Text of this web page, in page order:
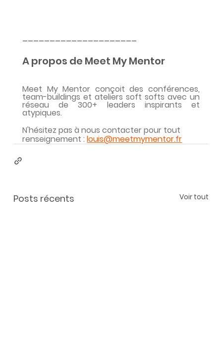
A propos de Meet My Mentor
Meet My Mentor conçoit des conférences,
team-buildings et ateliers soft softs avec un
réseau de 300+ leaders inspirants et
atypiques.
N'hésitez pas à nous contacter pour tout
renseignement : louis@meetmymentor.fr
Posts récents Voir tout